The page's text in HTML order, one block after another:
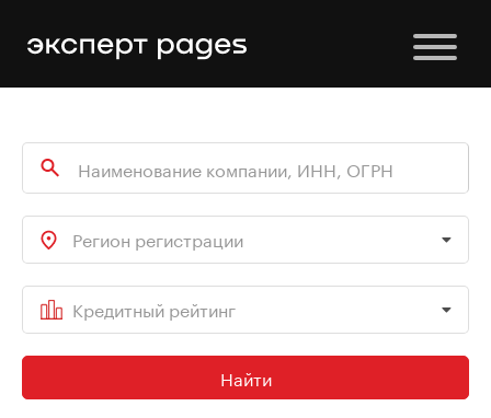
Регион регистрации
Кредитный рейтинг
Найти